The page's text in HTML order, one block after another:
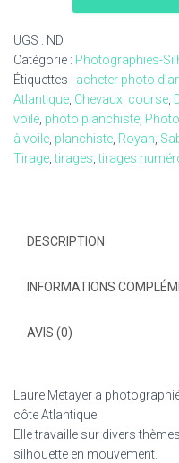
Planchiste
photographie
picturale
UGS : ND
Catégorie : Photographies-
Étiquettes : acheter photo
Atlantique, Chevaux, course,
voile, photo planchiste,
à voile, planchiste, Royan,
Tirage,tirages,tirages
DESCRIPTION
INFORMATIONS
AVIS (0)
Laure Metayer a
côte Atlantique.
Elle travaille sur divers
silhouette en mouvement.